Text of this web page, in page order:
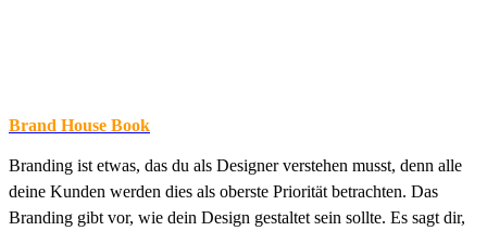
Brand House Book
Branding ist etwas, das du als Designer verstehen musst, denn alle
deine Kunden werden dies als oberste Priorität betrachten. Das
Branding gibt vor, wie dein Design gestaltet sein sollte. Es sagt dir,